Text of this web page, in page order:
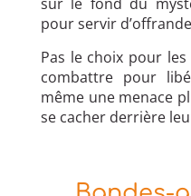
pour servir
Pas le choix pour
combattre pour
même une menace
se cacher derrière